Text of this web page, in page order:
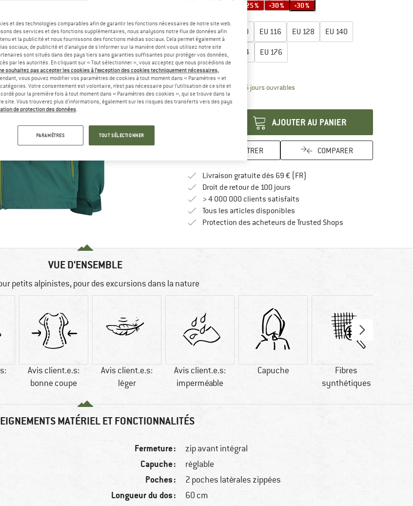
-25 % -30 % -30 %
EU104 EU 110 EU 116 EU 128 EU 140
EU152 EU 164 EU 176
Guide des tailles
Délai de livraison: 3-5 jours ouvrablesLe lien s'ouvre dans une boîte
Quantité:
AJOUTER AU PANIER
ENREGISTRER COMPARER
Livraison gratuite dès 69 € (FR)
Droit de retour de 100 joursTrouve les informations de
> 4 000 000 clients satisfaits
Tous les articles disponibles
Protection des acheteurs de Trusted ShopsTrouve toutes les
VUE D'ENSEMBLE
petits alpinistes, pour des excursions dans la nature
Avis client.e.s:
bonne coupe
Avis client.e.s:
léger
Avis client.e.s:
imperméable
Capuche
Fibres
synthétiques
MATÉRIEL ET FONCTIONNALITÉS
Fermeture : zip avant intégral
Capuche : réglable
Poches : 2 poches latérales zippées
Longueur du dos : 60 cm
et des technologies comparables afin de garantir les fonctions nécessaires de notre site web.
des services et des fonctions supplémentaires, nous analysons notre flux de données afin
et la publicité et nous fournissons des fonctions médias sociaux. Cela permet également à
sociaux, de publicité et d'analyse de s'informer sur la manière dont vous utilisez notre site
sont situés dans des pays tiers sans garanties suffisantes pour protéger vos données,
par les autorités. En cliquant sur « Tout sélectionner », vous acceptez que nous procédions de
souhaitez pas accepter les cookies à l’exception des cookies techniquement nécessaires,
vous pouvez modifier vos paramètres de cookies à tout moment dans « Paramètres » et
Votre consentement est volontaire, n’est pas nécessaire pour l’utilisation de ce site et
pour la première fois à tout moment dans « Paramètres des cookies », qui se trouve dans la
site. Vous trouverez plus d'informations, également sur les risques des transferts vers des pays
de protection des données.
PARAMÈTRES TOUT SÉLECTIONNER